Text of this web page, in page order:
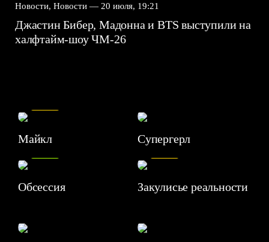
Новости, Новости — 20 июля, 19:21
Джастин Бибер, Мадонна и BTS выступили на
халфтайм-шоу ЧМ-26
Майкл Супергерл
Обсессия
7.1
Закулисье реальности